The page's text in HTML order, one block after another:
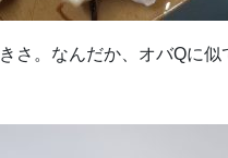
さ。なんだか、オバQに